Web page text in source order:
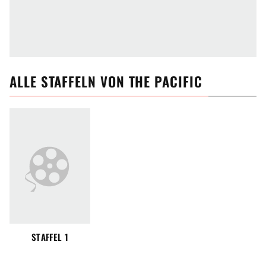
ALLE STAFFELN VON THE PACIFIC
STAFFEL 1